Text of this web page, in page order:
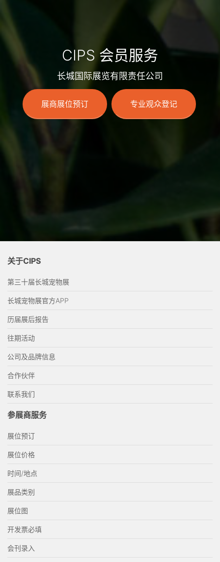
CIPS 会员服务
长城国际展览有限责任公司
展商展位预订 专业观众登记
关于CIPS
第三十届长城宠物展
长城宠物展官方APP
历届展后报告
往期活动
公司及品牌信息
合作伙伴
联系我们
参展商服务
展位预订
展位价格
时间/地点
展品类别
展位图
开发票必填
会刊录入